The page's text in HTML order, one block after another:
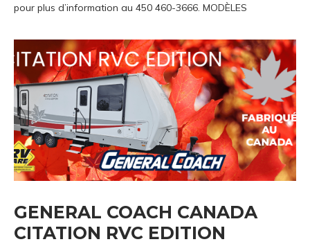
pour plus d’information au 450 460-3666. MODÈLES
GENERAL COACH CANADA
CITATION RVC EDITION